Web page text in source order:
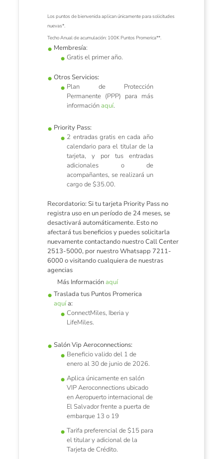
Los puntos de bienvenida aplican únicamente para solicitudes
nuevas*.
Techo Anual de acumulación: 100K Puntos Promerica**.
Membresía:
Gratis el primer año.
Otros Servicios:
Plan de Protección
Permanente (PPP) para más
informaciónaquí.
Priority Pass:
2 entradas gratis en cada año
calendario para el titular de la
tarjeta, y por tus entradas
adicionales o de
acompañantes, se realizará un
cargo de $35.00.
Recordatorio: Si tu tarjeta Priority Pass no
registra uso en un período de 24 meses, se
desactivará automáticamente. Esto no
afectará tus beneficios y puedes solicitarla
nuevamente contactando nuestro Call Center
2513-5000, por nuestro Whatsapp 7211-
6000 o visitando cualquiera de nuestras
agencias
Más Informaciónaquí
Traslada tus Puntos Promerica
aquía:
ConnectMiles, Iberia y
LifeMiles.
Salón Vip Aeroconnections:
Beneficio valido del 1 de
enero al 30 de junio de 2026.
Aplica únicamente en salón
VIP Aeroconnections ubicado
en Aeropuerto internacional de
El Salvador frente a puerta de
embarque 13 o 19
Tarifa preferencial de $15 para
el titular y adicional de la
Tarjeta de Crédito.